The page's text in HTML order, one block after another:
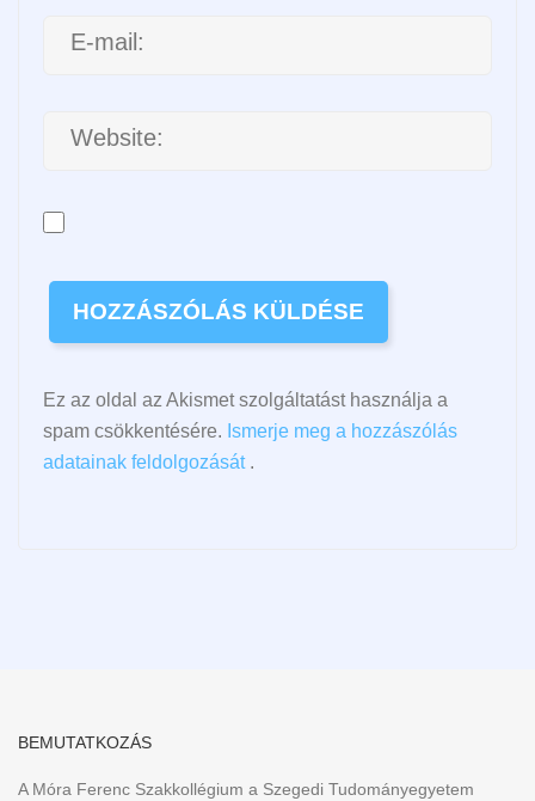
Ez az oldal az Akismet szolgáltatást használja a
spam csökkentésére. Ismerje meg a hozzászólás
adatainak feldolgozását.
BEMUTATKOZÁS
A Móra Ferenc Szakkollégium a Szegedi Tudományegyetem